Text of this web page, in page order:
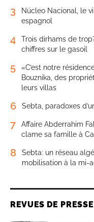
3
Núcleo Nacional, le
espagnol
4
Trois dirhams de
chiffres sur le gasoil
5
«C’est notre
Bouznika, des
leurs villas
6 Sebta, paradoxes
7
Affaire Abderrahim
clame sa famille à
8
Sebta: un réseau
mobilisation à la mi-
REVUES DE PRESSE